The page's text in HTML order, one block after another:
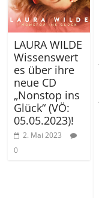
LAURA WILDE
Wissenswert
es über ihre
neue CD
„Nonstop ins
Glück“ (VÖ:
05.05.2023)!
2. Mai 2023
0